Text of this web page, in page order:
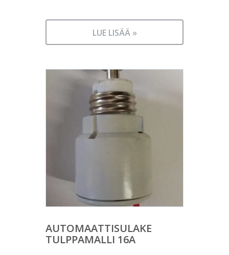
LUE LISÄÄ »
AUTOMAATTISULAKE
TULPPAMALLI 16A